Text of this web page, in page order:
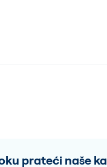
prateći naše